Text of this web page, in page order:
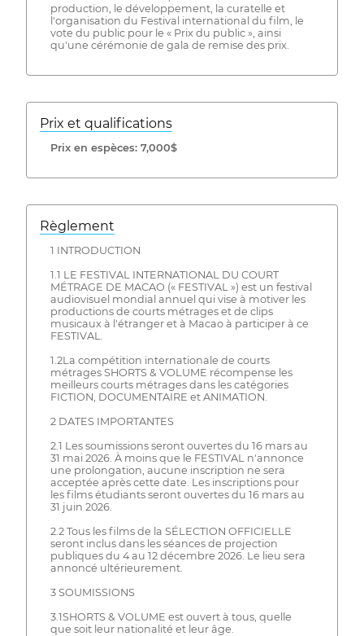
production, le développement, la curatelle et
l'organisation du Festival international du film, le
vote du public pour le « Prix du public », ainsi
qu'une cérémonie de gala de remise des prix.
Prix ​​et qualifications
Prix ​​en espèces: 7,000$
Règlement
1 INTRODUCTION
1.1 LE FESTIVAL INTERNATIONAL DU COURT
MÉTRAGE DE MACAO (« FESTIVAL ») est un festival
audiovisuel mondial annuel qui vise à motiver les
productions de courts métrages et de clips
musicaux à l'étranger et à Macao à participer à ce
FESTIVAL.
1.2La compétition internationale de courts
métrages SHORTS & VOLUME récompense les
meilleurs courts métrages dans les catégories
FICTION, DOCUMENTAIRE et ANIMATION.
2 DATES IMPORTANTES
2.1 Les soumissions seront ouvertes du 16 mars au
31 mai 2026. À moins que le FESTIVAL n'annonce
une prolongation, aucune inscription ne sera
acceptée après cette date. Les inscriptions pour
les films étudiants seront ouvertes du 16 mars au
31 juin 2026.
2.2 Tous les films de la SÉLECTION OFFICIELLE
seront inclus dans les séances de projection
publiques du 4 au 12 décembre 2026. Le lieu sera
annoncé ultérieurement.
3 SOUMISSIONS
3.1SHORTS & VOLUME est ouvert à tous, quelle
que soit leur nationalité et leur âge.